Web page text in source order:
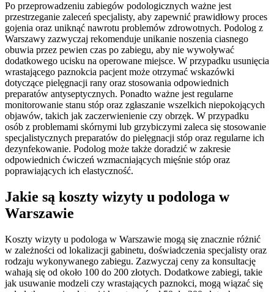
Po przeprowadzeniu zabiegów podologicznych ważne jest
przestrzeganie zaleceń specjalisty, aby zapewnić prawidłowy proces
gojenia oraz uniknąć nawrotu problemów zdrowotnych. Podolog z
Warszawy zazwyczaj rekomenduje unikanie noszenia ciasnego
obuwia przez pewien czas po zabiegu, aby nie wywoływać
dodatkowego ucisku na operowane miejsce. W przypadku usunięcia
wrastającego paznokcia pacjent może otrzymać wskazówki
dotyczące pielęgnacji rany oraz stosowania odpowiednich
preparatów antyseptycznych. Ponadto ważne jest regularne
monitorowanie stanu stóp oraz zgłaszanie wszelkich niepokojących
objawów, takich jak zaczerwienienie czy obrzęk. W przypadku
osób z problemami skórnymi lub grzybiczymi zaleca się stosowanie
specjalistycznych preparatów do pielęgnacji stóp oraz regularne ich
dezynfekowanie. Podolog może także doradzić w zakresie
odpowiednich ćwiczeń wzmacniających mięśnie stóp oraz
poprawiających ich elastyczność.
Jakie są koszty wizyty u podologa w
Warszawie
Koszty wizyty u podologa w Warszawie mogą się znacznie różnić
w zależności od lokalizacji gabinetu, doświadczenia specjalisty oraz
rodzaju wykonywanego zabiegu. Zazwyczaj ceny za konsultację
wahają się od około 100 do 200 złotych. Dodatkowe zabiegi, takie
jak usuwanie modzeli czy wrastających paznokci, mogą wiązać się